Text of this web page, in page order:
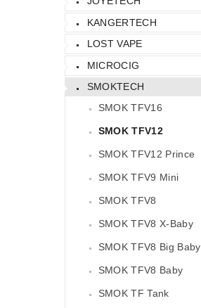
KANGERTECH
LOST VAPE
MICROCIG
SMOKTECH
SMOK TFV16
SMOK TFV12
SMOK TFV12 Prince
SMOK TFV9 Mini
SMOK TFV8
SMOK TFV8 X-Baby
SMOK TFV8 Big Baby
SMOK TFV8 Baby
SMOK TF Tank